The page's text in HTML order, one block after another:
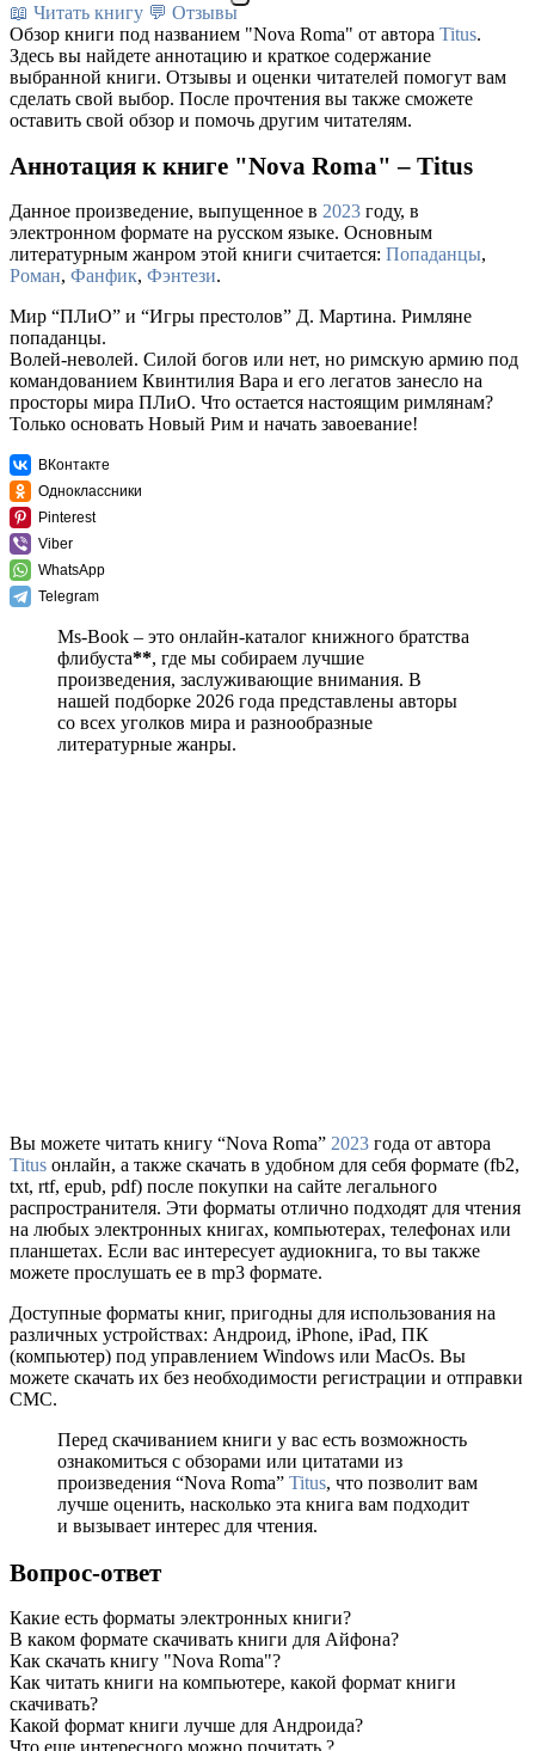
📖 Читать книгу 💬 Отзывы
Обзор книги под названием "Nova Roma" от автора Titus.
Здесь вы найдете аннотацию и краткое содержание
выбранной книги. Отзывы и оценки читателей помогут вам
сделать свой выбор. После прочтения вы также сможете
оставить свой обзор и помочь другим читателям.
Аннотация к книге "Nova Roma" – Titus
Данное произведение, выпущенное в 2023 году, в
электронном формате на русском языке. Основным
литературным жанром этой книги считается: Попаданцы,
Роман, Фанфик, Фэнтези.
Мир “ПЛиО” и “Игры престолов” Д. Мартина. Римляне
попаданцы.
Волей-неволей. Силой богов или нет, но римскую армию под
командованием Квинтилия Вара и его легатов занесло на
просторы мира ПЛиО. Что остается настоящим римлянам?
Только основать Новый Рим и начать завоевание!
ВКонтакте
Одноклассники
Pinterest
Viber
WhatsApp
Telegram
Ms-Book – это онлайн-каталог книжного братства
флибуста**, где мы собираем лучшие
произведения, заслуживающие внимания. В
нашей подборке 2026 года представлены авторы
со всех уголков мира и разнообразные
литературные жанры.
Вы можете читать книгу “Nova Roma” 2023 года от автора
Titus онлайн, а также скачать в удобном для себя формате (fb2,
txt, rtf, epub, pdf) после покупки на сайте легального
распространителя. Эти форматы отлично подходят для чтения
на любых электронных книгах, компьютерах, телефонах или
планшетах. Если вас интересует аудиокнига, то вы также
можете прослушать ее в mp3 формате.
Доступные форматы книг, пригодны для использования на
различных устройствах: Андроид, iPhone, iPad, ПК
(компьютер) под управлением Windows или MacOs. Вы
можете скачать их без необходимости регистрации и отправки
СМС.
Перед скачиванием книги у вас есть возможность
ознакомиться с обзорами или цитатами из
произведения “Nova Roma” Titus, что позволит вам
лучше оценить, насколько эта книга вам подходит
и вызывает интерес для чтения.
Вопрос-ответ
Какие есть форматы электронных книги?
В каком формате скачивать книги для Айфона?
Как скачать книгу "Nova Roma"?
Как читать книги на компьютере, какой формат книги
скачивать?
Какой формат книги лучше для Андроида?
Что еще интересного можно почитать ?